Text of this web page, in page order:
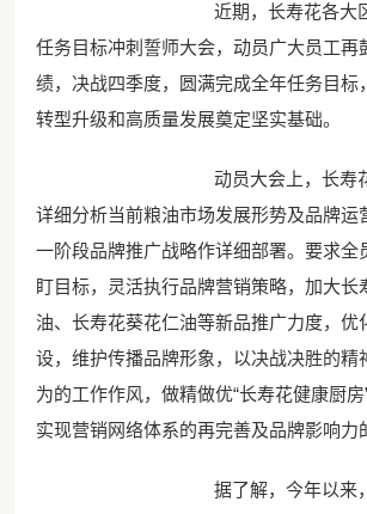
近期，长寿花各大
任务目标冲刺誓师大会，动员广大员工再
绩，决战四季度，圆满完成全年任务目标
转型升级和高质量发展奠定坚实基础。
动员大会上，长寿
详细分析当前粮油市场发展形势及品牌运
一阶段品牌推广战略作详细部署。要求全
盯目标，灵活执行品牌营销策略，加大长
油、长寿花葵花仁油等新品推广力度，优
设，维护传播品牌形象，以决战决胜的精
为的工作作风，做精做优“长寿花健康厨房
实现营销网络体系的再完善及品牌影响力
据了解，今年以来